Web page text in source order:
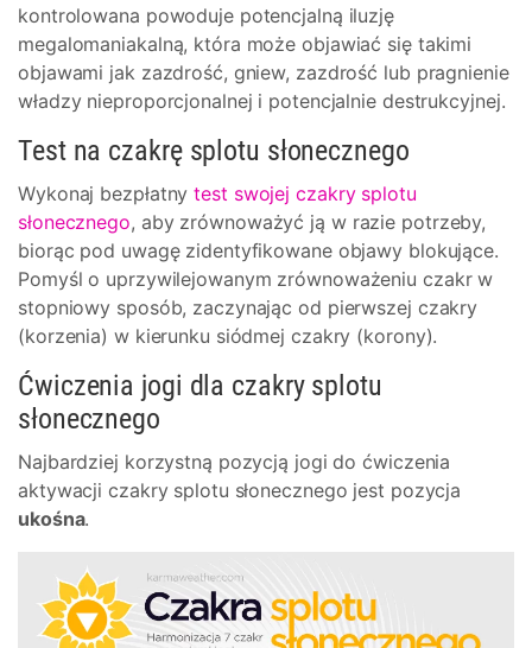
kontrolowana powoduje potencjalną iluzję
megalomaniakalną, która może objawiać się takimi
objawami jak zazdrość, gniew, zazdrość lub pragnienie
władzy nieproporcjonalnej i potencjalnie destrukcyjnej.
Test na czakrę splotu słonecznego
Wykonaj bezpłatnytest swojej czakry splotu
słonecznego, aby zrównoważyć ją w razie potrzeby,
biorąc pod uwagę zidentyfikowane objawy blokujące.
Pomyśl o uprzywilejowanym zrównoważeniu czakr w
stopniowy sposób, zaczynając od pierwszej czakry
(korzenia) w kierunku siódmej czakry (korony).
Ćwiczenia jogi dla czakry splotu
słonecznego
Najbardziej korzystną pozycją jogi do ćwiczenia
aktywacji czakry splotu słonecznego jest pozycja
ukośna.